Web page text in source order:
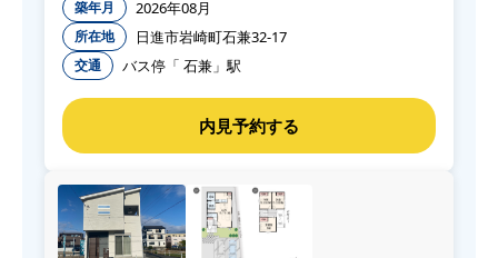
築年月 2026年08月
所在地 日進市岩崎町石兼32-17
交通 バス停「 石兼」駅